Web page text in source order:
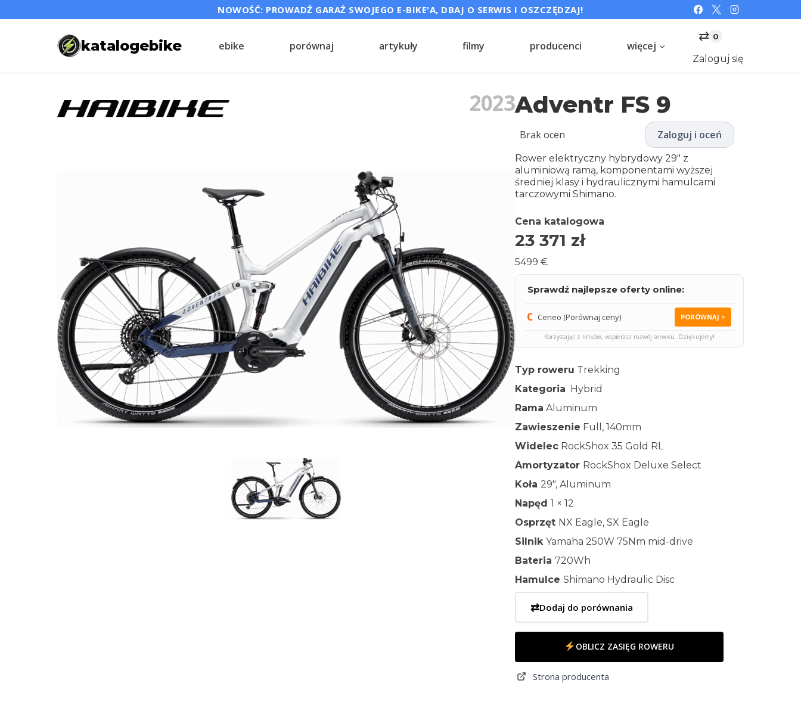
NOWOŚĆ: PROWADŹ GARAŻ SWOJEGO E-BIKE'A, DBAJ O SERWIS I OSZCZĘDZAJ!
katalogebike ebike porównaj artykuły filmy producenci więcej
⇄ 0
Zaloguj się
2023Adventr FS 9
Brak ocen Zaloguj i oceń
Rower elektryczny hybrydowy 29″ z
aluminiową ramą, komponentami wyższej
średniej klasy i hydraulicznymi hamulcami
tarczowymi Shimano.
Cena katalogowa
23 371 zł
5499 €
Sprawdź najlepsze oferty online:
Ceneo (Porównaj ceny) PORÓWNAJ >
Korzystając z linków, wspierasz rozwój serwisu. Dziękujemy!
Typ roweru Trekking
Kategoria Hybrid
Rama Aluminum
Zawieszenie Full, 140mm
WidelecRockShox 35 Gold RL
Amortyzator RockShox Deluxe Select
Koła 29″, Aluminum
Napęd 1 × 12
Osprzęt NX Eagle, SX Eagle
Silnik Yamaha 250W 75Nm mid-drive
Bateria 720Wh
Hamulce Shimano Hydraulic Disc
⇄Dodaj do porównania
OBLICZ ZASIĘG ROWERU
Strona producenta